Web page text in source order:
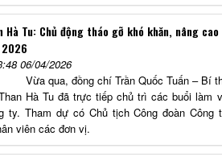
Hà Tu: Chủ động tháo gỡ khó khăn, nâng
2026
06/04/2026
qua, đồng chí Trần Quốc Tuấn – Bí thư
Hà Tu đã trực tiếp chủ trì các buổi làm
ty. Tham dự có Chủ tịch Công đoàn
viên các đơn vị.